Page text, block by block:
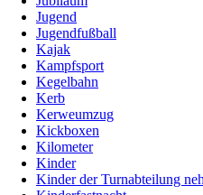
Jugend
Jugendfußball
Kajak
Kampfsport
Kegelbahn
Kerb
Kerweumzug
Kickboxen
Kilometer
Kinder
Kinder der Turnabteilung